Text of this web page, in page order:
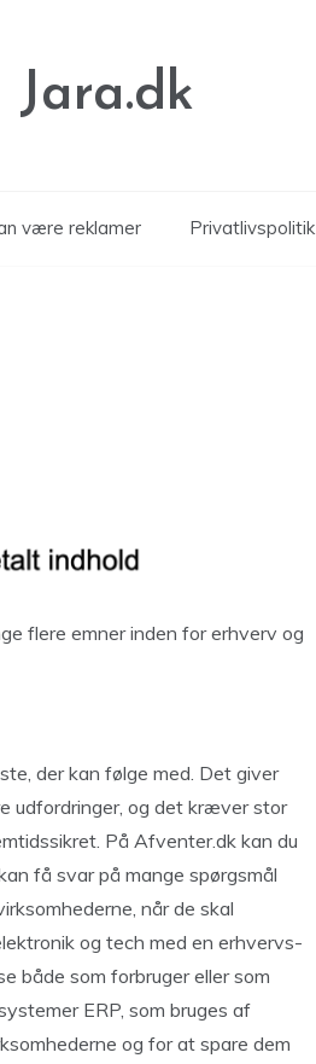
Jara.dk
være reklamer Privatlivspolitik
flere emner inden for erhverv og
der kan følge med. Det giver
udfordringer, og det kræver stor
På Afventer.dk kan du
få svar på mange spørgsmål
når de skal
og tech med en erhvervs-
både som forbruger eller som
ERP, som bruges af
og for at spare dem